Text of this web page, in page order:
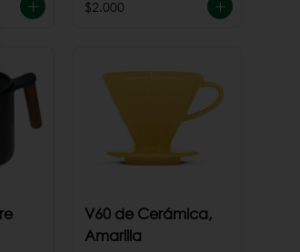
$2.000
V60 de Cerámica,
Amarilla